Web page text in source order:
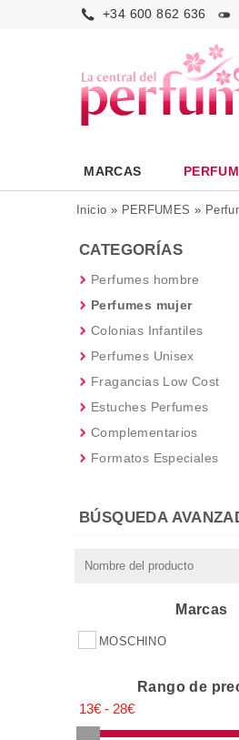
+34 600 862 636
MARCAS
Inicio » PERFUMES »
CATEGORÍAS
Perfumes hombre
Perfumes mujer
Colonias Infantiles
Perfumes Unisex
Fragancias Low Cost
Estuches Perfumes
Complementarios
Formatos Especiales
BÚSQUEDA
Marcas
MOSCHINO
Rango de